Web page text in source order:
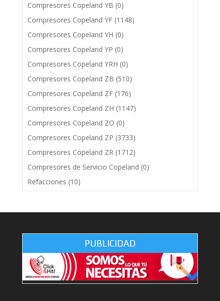
Compresores Copeland YB (0)
Compresores Copeland YF (1148)
Compresores Copeland YH (0)
Compresores Copeland YP (0)
Compresores Copeland YRH (0)
Compresores Copeland ZB (510)
Compresores Copeland ZF (176)
Compresores Copeland ZH (1147)
Compresores Copeland ZO (0)
Compresores Copeland ZP (3733)
Compresores Copeland ZR (1712)
Compresores de Servicio Copeland (0)
Refacciones (10)
PUBLICIDAD